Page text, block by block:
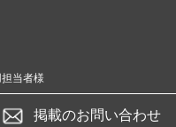
当者様
掲載のお問い合わせ